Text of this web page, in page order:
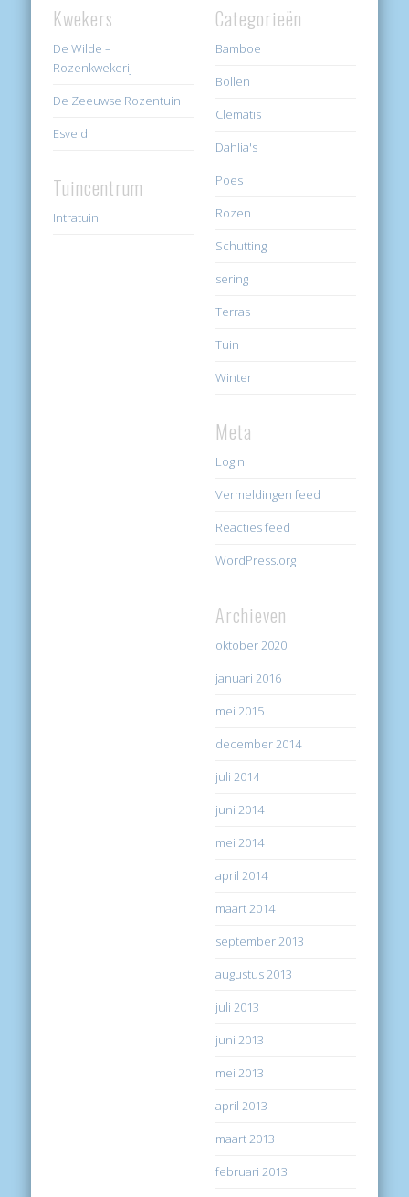
Kwekers
De Wilde –
Rozenkwekerij
De Zeeuwse Rozentuin
Esveld
Tuincentrum
Intratuin
Categorieën
Bamboe
Bollen
Clematis
Dahlia's
Poes
Rozen
Schutting
sering
Terras
Tuin
Winter
Meta
Login
Vermeldingen feed
Reacties feed
WordPress.org
Archieven
oktober 2020
januari 2016
mei 2015
december 2014
juli 2014
juni 2014
mei 2014
april 2014
maart 2014
september 2013
augustus 2013
juli 2013
juni 2013
mei 2013
april 2013
maart 2013
februari 2013